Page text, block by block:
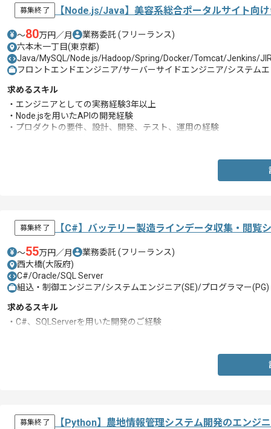
募集終了 【Node.js/Java】美容系総合ポータルサイト向
〜80万円／月 業務委託 (フリーランス)
六本木一丁目(東京都)
Java/MySQL/Node.js/Hadoop/Spring/Docker/Tomcat/Jenkins/
フロントエンドエンジニア/サーバーサイドエンジニア/システム
求めるスキル
・エンジニアとしての実務経験3年以上
・Node.jsを用いたAPIの開発経験
・プロダクトの要件、設計、開発、テスト、運用の経験
募集終了 【C#】バッテリー製造ラインデータ収集・閲覧
〜55万円／月 業務委託 (フリーランス)
西大橋(大阪府)
C#/Oracle/SQL Server
組込・制御エンジニア/システムエンジニア(SE)/プログラマー(PG)
求めるスキル
・C#、SQLServerを用いた開発のご経験
募集終了 【Python】農地情報管理システム開発のエンジ